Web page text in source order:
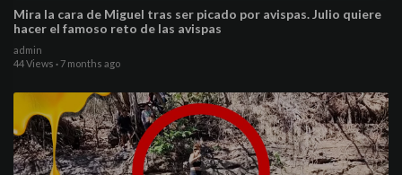
Mira la cara de Miguel tras ser picado por avispas. Julio quiere
hacer el famoso reto de las avispas
admin
44 Views ·7 months ago